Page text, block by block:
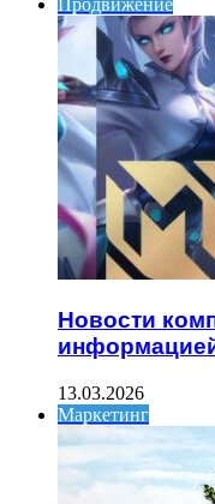
Продвижение
Новости
13.03.2026
Маркетинг